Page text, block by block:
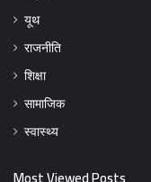
यूथ
राजनीति
शिक्षा
सामाजिक
स्वास्थ्य